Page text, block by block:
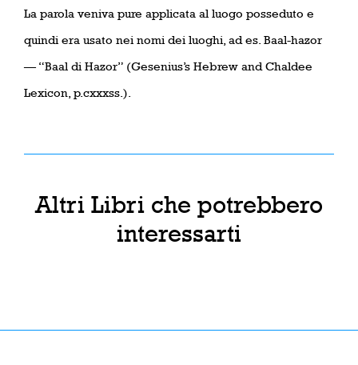
La parola veniva pure applicata al luogo posseduto e
quindi era usato nei nomi dei luoghi, ad es. Baal-hazor
— “Baal di Hazor” (Gesenius’s Hebrew and Chaldee
Lexicon, p.cxxxss.).
Altri Libri che potrebbero
interessarti